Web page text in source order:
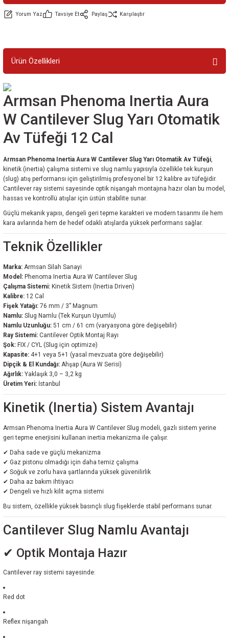
Yorum Yaz Tavsiye Et Paylaş Karşılaştır
Ürün Özellikleri
Armsan Phenoma Inertia Aura
W Cantilever Slug Yarı Otomatik
Av Tüfeği 12 Cal
Armsan Phenoma Inertia Aura W Cantilever Slug Yarı Otomatik Av Tüfeği,
kinetik (inertia) çalışma sistemi ve slug namlu yapısıyla özellikle tek kurşun
(slug) atış performansı için geliştirilmiş profesyonel bir 12 kalibre av tüfeğidir.
Cantilever ray sistemi sayesinde optik nişangah montajına hazır olan bu model,
hassas ve kontrollü atışlar için üstün stabilite sunar.
Güçlü mekanik yapısı, dengeli geri tepme karakteri ve modern tasarımı ile hem
kara avlarında hem de hedef odaklı atışlarda yüksek performans sağlar.
Teknik Özellikler
Marka: Armsan Silah Sanayi
Model: Phenoma Inertia Aura W Cantilever Slug
Çalışma Sistemi: Kinetik Sistem (Inertia Driven)
Kalibre: 12 Cal
Fişek Yatağı: 76 mm / 3” Magnum
Namlu: Slug Namlu (Tek Kurşun Uyumlu)
Namlu Uzunluğu: 51 cm / 61 cm (varyasyona göre değişebilir)
Ray Sistemi: Cantilever Optik Montaj Rayı
Şok: FIX / CYL (Slug için optimize)
Kapasite: 4+1 veya 5+1 (yasal mevzuata göre değişebilir)
Dipçik & El Kundağı: Ahşap (Aura W Serisi)
Ağırlık: Yaklaşık 3,0 – 3,2 kg
Üretim Yeri: İstanbul
Kinetik (Inertia) Sistem Avantajı
Armsan Phenoma Inertia Aura W Cantilever Slug modeli, gazlı sistem yerine
geri tepme enerjisini kullanan inertia mekanizma ile çalışır.
✔ Daha sade ve güçlü mekanizma
✔ Gaz pistonu olmadığı için daha temiz çalışma
✔ Soğuk ve zorlu hava şartlarında yüksek güvenilirlik
✔ Daha az bakım ihtiyacı
✔ Dengeli ve hızlı kilit açma sistemi
Bu sistem, özellikle yüksek basınçlı slug fişeklerde stabil performans sunar.
Cantilever Slug Namlu Avantajı
✔ Optik Montaja Hazır
Cantilever ray sistemi sayesinde:
Red dot
Reflex nişangah